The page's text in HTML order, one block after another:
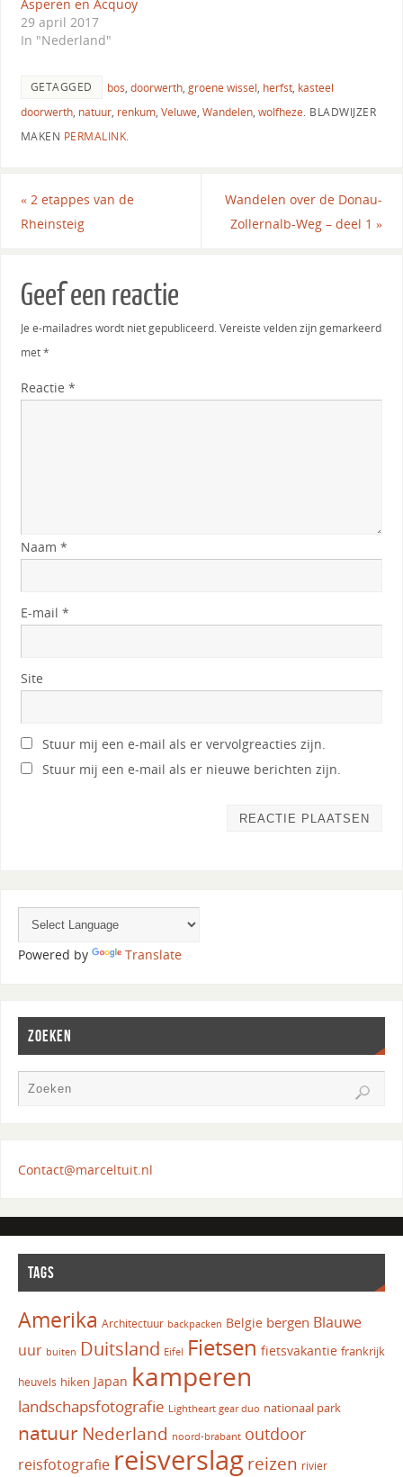
Asperen en Acquoy
29 april 2017
In "Nederland"
GETAGGED bos, doorwerth, groene wissel, herfst, kasteel
doorwerth, natuur, renkum, Veluwe, Wandelen, wolfheze. BLADWIJZER
MAKEN PERMALINK.
«2 etappes van de
Rheinsteig
Wandelen over de Donau-
Zollernalb-Weg – deel 1»
Geef een reactie
Je e-mailadres wordt niet gepubliceerd. Vereiste velden zijn gemarkeerd
met*
Reactie *
Naam *
E-mail *
Site
Stuur mij een e-mail als er vervolgreacties zijn.
Stuur mij een e-mail als er nieuwe berichten zijn.
Powered by Translate
ZOEKEN
Contact@marceltuit.nl
TAGS
Amerika Architectuur backpacken Belgie bergen Blauwe
uur buiten Duitsland Eifel Fietsen fietsvakantie frankrijk
heuvels hiken Japan kamperen
landschapsfotografie Lightheart gear duo nationaal park
natuur Nederland noord-brabant outdoor
reisfotografie reisverslag reizen rivier